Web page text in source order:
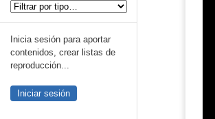
Inicia sesión para aportar
contenidos, crear listas de
reproducción...
Iniciar sesión